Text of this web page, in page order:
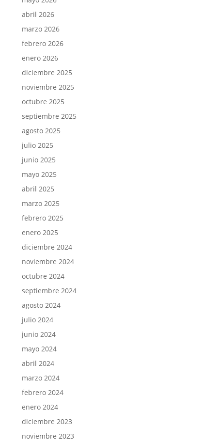
abril 2026
marzo 2026
febrero 2026
enero 2026
diciembre 2025
noviembre 2025
octubre 2025
septiembre 2025
agosto 2025
julio 2025
junio 2025
mayo 2025
abril 2025
marzo 2025
febrero 2025
enero 2025
diciembre 2024
noviembre 2024
octubre 2024
septiembre 2024
agosto 2024
julio 2024
junio 2024
mayo 2024
abril 2024
marzo 2024
febrero 2024
enero 2024
diciembre 2023
noviembre 2023